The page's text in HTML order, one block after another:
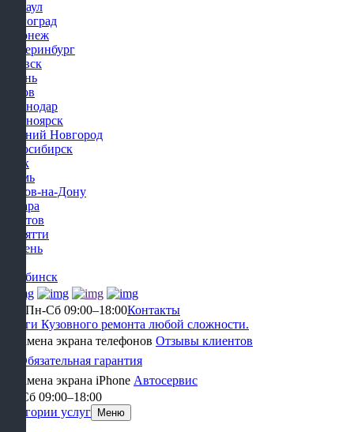
Барнаул
Волгоград
Воронеж
Екатеринбург
Ижевск
Казань
Киров
Краснодар
Красноярск
Нижний Новгород
Новосибирск
Омск
Пермь
Ростов-на-Дону
Самара
Саратов
Тольятти
Тюмень
Челябинск
Пн-Сб 09:00–18:00Контакты
Услуги Кузовного ремонта любой сложности.
Отзывы клиентов
Обязательная гарантия
Автосервис
Пн-Сб 09:00–18:00
Категории услуг
Меню